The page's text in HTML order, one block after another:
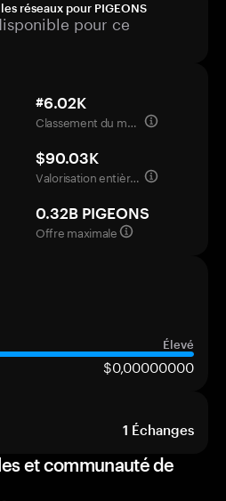
réseaux pour PIGEONS
pour ce
#6.02K
Classement du marché
$90.03K
Valorisation entièrement diluée
0.32B PIGEONS
Offre maximale
Élevé
$0,00000000
1 Échanges
et communauté de